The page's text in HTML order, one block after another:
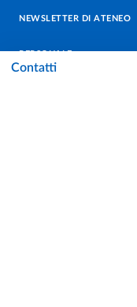
Contatti
NEWSLETTER DI ATENEO
PERSONALE